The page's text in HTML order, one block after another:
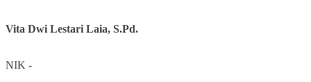
Vita Dwi Lestari Laia, S.Pd.
NIK -